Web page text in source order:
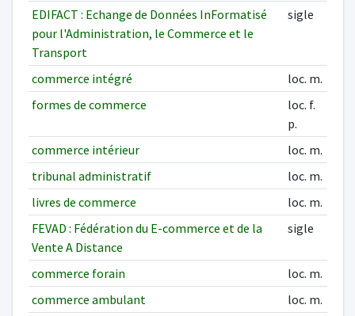
EDIFACT : Echange de Données InFormatisé
pour l'Administration, le Commerce et le
Transport
sigle
commerce intégré
loc. m.
formes de commerce
loc. f.
p.
commerce intérieur
loc. m.
tribunal administratif
loc. m.
livres de commerce
loc. m.
FEVAD : Fédération du E-commerce et de la
Vente A Distance
sigle
commerce forain
loc. m.
commerce ambulant
loc. m.